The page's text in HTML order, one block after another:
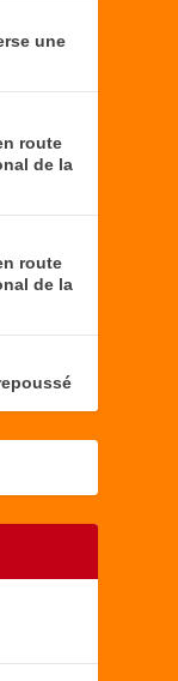
une
route
de la
route
de la